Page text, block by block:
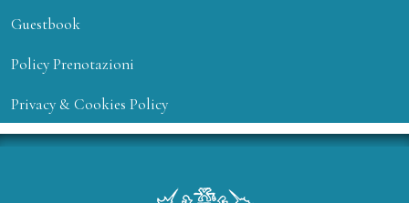
Guestbook
Policy Prenotazioni
Privacy & Cookies Policy